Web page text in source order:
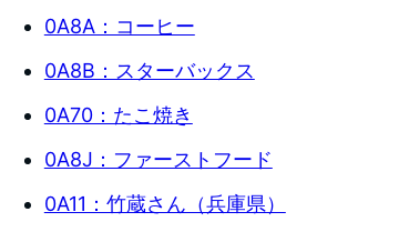
0A8A：コーヒー
0A8B：スターバックス
0A70：たこ焼き
0A8J：ファーストフード
0A11：竹蔵さん（兵庫県）